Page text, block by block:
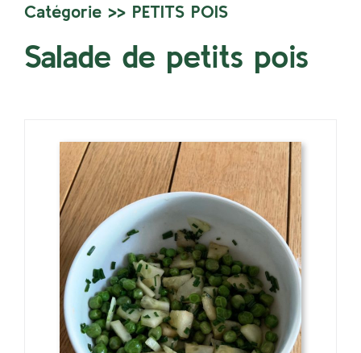
Catégorie >> PETITS POIS
Salade de petits pois